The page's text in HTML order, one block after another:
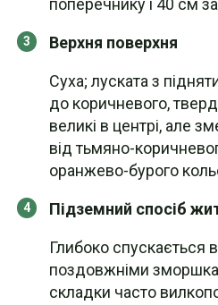
поперечнику і 40 см
Верхня поверхня
Суха; луската з
до коричневого,
великі в центрі, але
від тьмяно-
оранжево-бурого
Підземний спосіб
Глибоко спускається
поздовжніми
складки часто